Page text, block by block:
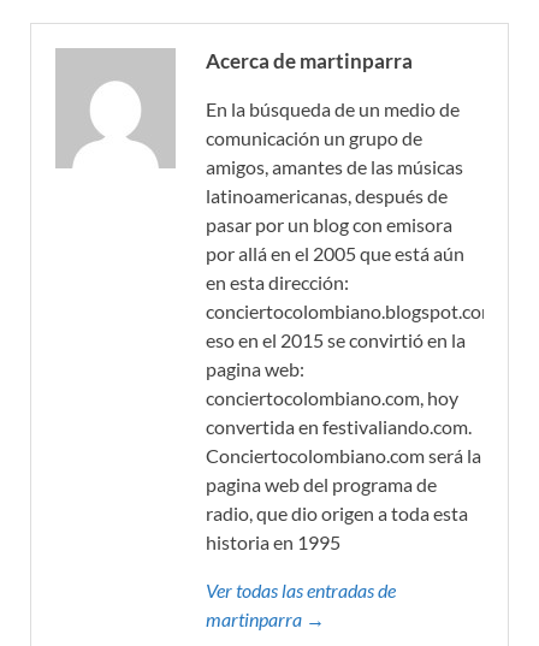
Acerca de martinparra
En la búsqueda de un medio de
comunicación un grupo de
amigos, amantes de las músicas
latinoamericanas, después de
pasar por un blog con emisora
por allá en el 2005 que está aún
en esta dirección:
conciertocolombiano.blogspot.com,
eso en el 2015 se convirtió en la
pagina web:
conciertocolombiano.com, hoy
convertida en festivaliando.com.
Conciertocolombiano.com será la
pagina web del programa de
radio, que dio origen a toda esta
historia en 1995
Ver todas las entradas de
martinparra →